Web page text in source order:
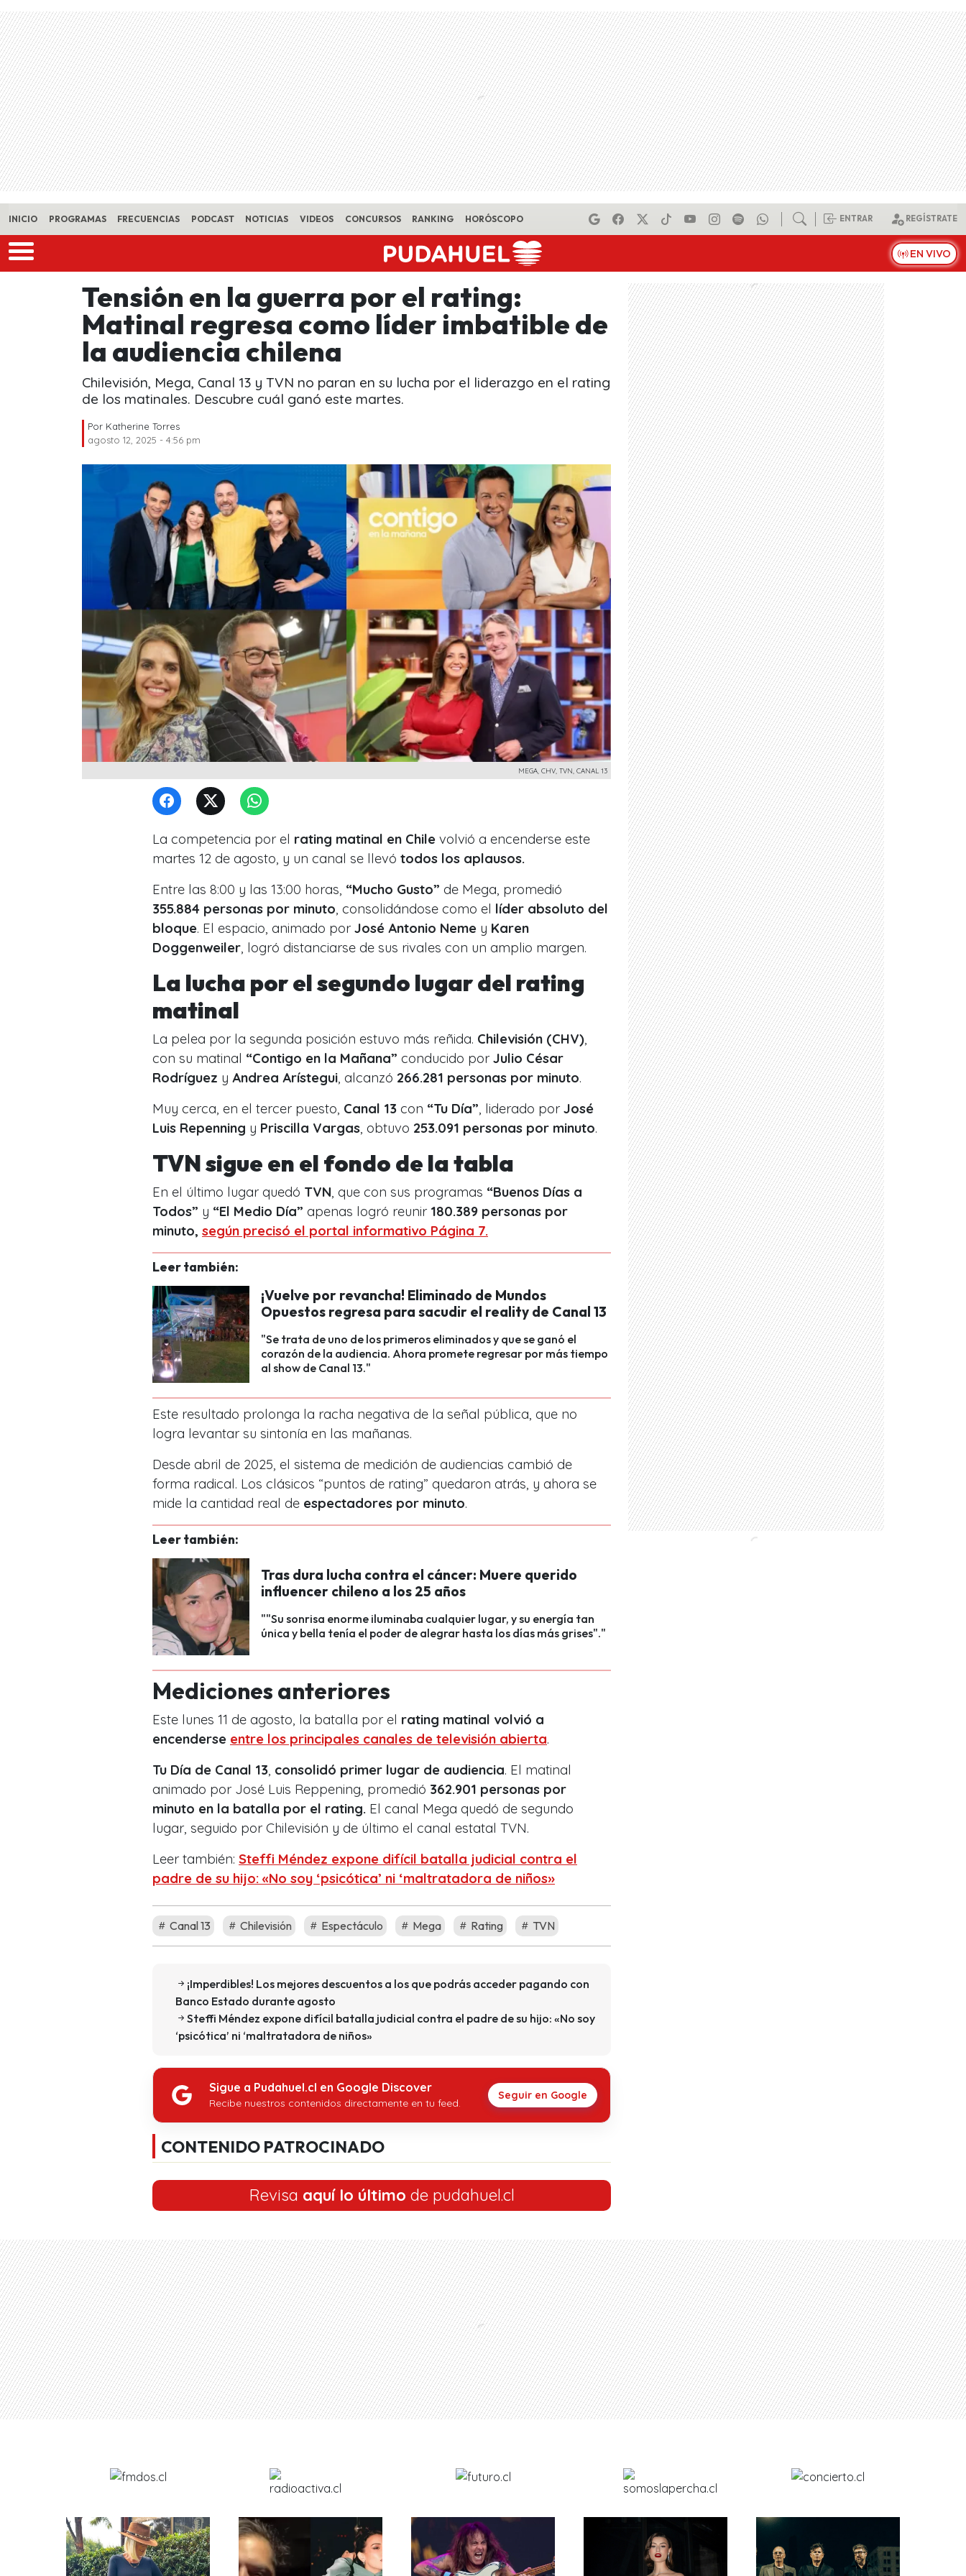
Skip to main content
INICIO PROGRAMAS FRECUENCIAS PODCAST NOTICIAS VIDEOS CONCURSOS RANKING HORÓSCOPO ENTRAR REGÍSTRATE
EN VIVO
Tensión en la guerra por el rating:
Matinal regresa como líder imbatible de
la audiencia chilena
Chilevisión, Mega, Canal 13 y TVN no paran en su lucha por el liderazgo en el rating
de los matinales. Descubre cuál ganó este martes.
Por Katherine Torres
agosto 12, 2025 - 4:56 pm
MEGA, CHV, TVN, CANAL 13
La competencia por el rating matinal en Chile volvió a encenderse este
martes 12 de agosto, y un canal se llevó todos los aplausos.
Entre las 8:00 y las 13:00 horas, “Mucho Gusto” de Mega, promedió
355.884 personas por minuto , consolidándose como el líder absoluto del
bloque. El espacio, animado por José Antonio Neme y Karen
Doggenweiler , logró distanciarse de sus rivales con un amplio margen.
La lucha por el segundo lugar del rating
matinal
La pelea por la segunda posición estuvo más reñida. Chilevisión (CHV)
con su matinal “Contigo en la Mañana” conducido por Julio César
Rodríguez y Andrea Arístegui , alcanzó 266.281 personas por minuto.
Muy cerca, en el tercer puesto, Canal 13 con “Tu Día” , liderado por José
Luis Repenning y Priscilla Vargas , obtuvo 253.091 personas por minuto.
TVN sigue en el fondo de la tabla
En el último lugar quedó TVN , que con sus programas “Buenos Días a
Todos” y “El Medio Día” apenas logró reunir 180.389 personas por
minuto, según precisó el portal informativo Página 7.
Leer también:
¡Vuelve por revancha! Eliminado de Mundos
Opuestos regresa para sacudir el reality de Canal 13
"Se trata de uno de los primeros eliminados y que se ganó el
corazón de la audiencia. Ahora promete regresar por más tiempo
al show de Canal 13."
Este resultado prolonga la racha negativa de la señal pública, que no
logra levantar su sintonía en las mañanas.
Desde abril de 2025, el sistema de medición de audiencias cambió de
forma radical. Los clásicos “puntos de rating” quedaron atrás, y ahora se
mide la cantidad real de espectadores por minuto.
Leer también:
Tras dura lucha contra el cáncer: Muere querido
influencer chileno a los 25 años
""Su sonrisa enorme iluminaba cualquier lugar, y su energía tan
única y bella tenía el poder de alegrar hasta los días más grises"."
Mediciones anteriores
Este lunes 11 de agosto, la batalla por el rating matinal volvió a
encenderse entre los principales canales de televisión abierta.
Tu Día de Canal 13 consolidó primer lugar de audiencia. El matinal
animado por José Luis Reppening, promedió 362.901 personas por
minuto en la batalla por el rating. El canal Mega quedó de segundo
lugar, seguido por Chilevisión y de último el canal estatal TVN.
Leer también: Steffi Méndez expone difícil batalla judicial contra el
padre de su hijo: «No soy ‘psicótica’ ni ‘maltratadora de niños»
Canal 13 Chilevisión Espectáculo Mega Rating TVN
¡Imperdibles! Los mejores descuentos a los que podrás acceder pagando con
Banco Estado durante agosto
Steffi Méndez expone difícil batalla judicial contra el padre de su hijo: «No soy
‘psicótica’ ni ‘maltratadora de niños»
Sigue a Pudahuel.cl en Google Discover
Recibe nuestros contenidos directamente en tu feed.
Seguir en Google
CONTENIDO PATROCINADO
Revisa aquí lo último de pudahuel.cl